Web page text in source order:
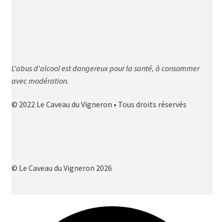
L'abus d'alcool est dangereux pour la santé, à consommer
avec modération.
© 2022 Le Caveau du Vigneron • Tous droits réservés
© Le Caveau du Vigneron 2026